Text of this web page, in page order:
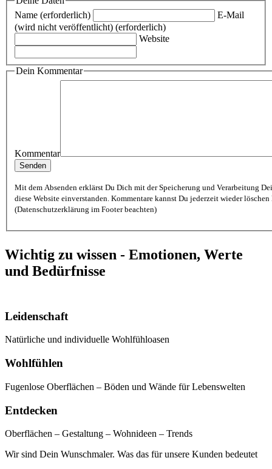
Name (erforderlich)
E-Mail
(wird nicht veröffentlicht) (erforderlich)
Website
Dein Kommentar
Kommentar
Mit dem Absenden erklärst Du Dich mit der Speicherung und Verarbeitung
diese Website einverstanden. Kommentare kannst Du jederzeit wieder löschen lassen
(Datenschutzerklärung im Footer beachten)
Wichtig zu wissen - Emotionen, Werte
und Bedürfnisse
Leidenschaft
Natürliche und individuelle Wohlfühloasen
Wohlfühlen
Fugenlose Oberflächen – Böden und Wände für Lebenswelten
Entdecken
Oberflächen – Gestaltung – Wohnideen – Trends
Wir sind Dein Wunschmaler. Was das für unsere Kunden bedeutet